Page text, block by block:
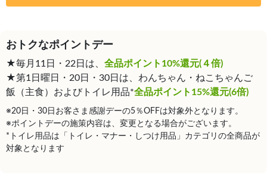
おトクなポイントデー
★毎月11日・22日は、 全品ポイント10%還元(４倍)
★第1日曜日・20日・30日は、わんちゃん・ねこちゃんご
飯（主食）およびトイレ用品*全品ポイント15%還元(6倍)
※20日・30日お客さま感謝デーの5％OFFは対象外となります。
※ポイントデーの施策内容は、変更となる場合がございます。
*トイレ用品は「トイレ・マナー・しつけ用品」カテゴリの全商品が
対象となります